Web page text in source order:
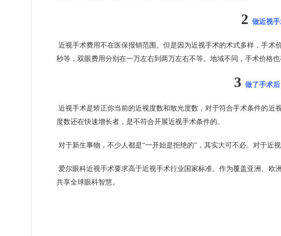
2 做近视
近视手术费用不在医保报销范围。但是因为近视手术的术式多样，手
秒等，双眼费用分别在一万左右到两万左右不等。地域不同，手术价格也
3 做了手术
近视手术是矫正你当前的近视度数和散光度数，对于符合手术条件的
度数还在快速增长者，是不符合开展近视手术条件的。
对于新生事物，不少人都是“一开始是拒绝的”，其实大可不必。对于近
爱尔眼科近视手术要求高于近视手术行业国家标准。作为覆盖亚洲、欧
共享全球眼科智慧。